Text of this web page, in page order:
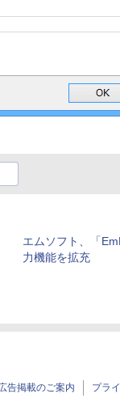
エムソフト、「
力機能を拡充
告掲載のご案内 プラ